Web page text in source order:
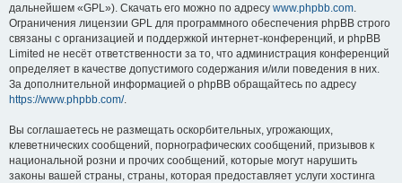
дальнейшем «GPL»). Скачать его можно по адресу www.phpbb.com.
Ограничения лицензии GPL для программного обеспечения phpBB строго
связаны с организацией и поддержкой интернет-конференций, и phpBB
Limited не несёт ответственности за то, что администрация конференций
определяет в качестве допустимого содержания и/или поведения в них.
За дополнительной информацией о phpBB обращайтесь по адресу
https://www.phpbb.com/.
Вы соглашаетесь не размещать оскорбительных, угрожающих,
клеветнических сообщений, порнографических сообщений, призывов к
национальной розни и прочих сообщений, которые могут нарушить
законы вашей страны, страны, которая предоставляет услуги хостинга